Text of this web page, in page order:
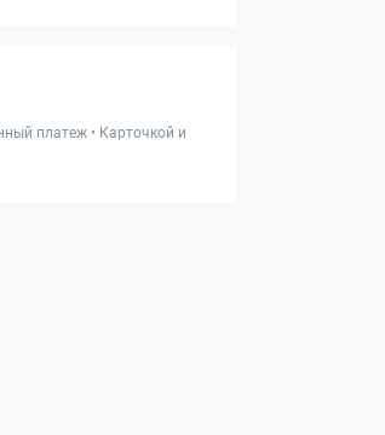
платеж • Карточкой и